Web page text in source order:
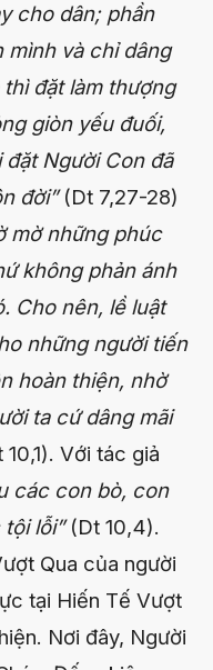
cho dân; phần
mình và chỉ dâng
đặt làm thượng
giòn yếu đuối,
Người Con đã
đời”(Dt 7,27-28)
mờ những phúc
không phản ánh
Cho nên, lề luật
những người tiến
hoàn thiện, nhờ
ta cứ dâng mãi
10,1). Với tác giả
các con bò, con
tội lỗi”(Dt 10,4).
Qua của người
tại Hiến Tế Vượt
Nơi đây, Người